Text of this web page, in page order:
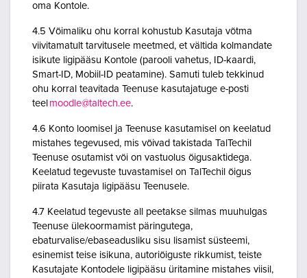
oma Kontole.
4.5 Võimaliku ohu korral kohustub Kasutaja võtma
viivitamatult tarvitusele meetmed, et vältida kolmandate
isikute ligipääsu Kontole (parooli vahetus, ID-kaardi,
Smart-ID, Mobiil-ID peatamine). Samuti tuleb tekkinud
ohu korral teavitada Teenuse kasutajatuge e-posti
teel moodle@taltech.ee.
4.6 Konto loomisel ja Teenuse kasutamisel on keelatud
mistahes tegevused, mis võivad takistada TalTechil
Teenuse osutamist või on vastuolus õigusaktidega.
Keelatud tegevuste tuvastamisel on TalTechil õigus
piirata Kasutaja ligipääsu Teenusele.
4.7 Keelatud tegevuste all peetakse silmas muuhulgas
Teenuse ülekoormamist päringutega,
ebaturvalise/ebaseadusliku sisu lisamist süsteemi,
esinemist teise isikuna, autoriõiguste rikkumist, teiste
Kasutajate Kontodele ligipääsu üritamine mistahes viisil,